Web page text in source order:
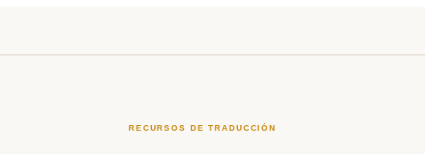
RECURSOS DE TRADUCCIÓN